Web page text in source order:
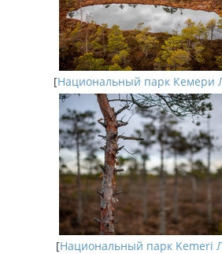
[Национальный парк Кемери
[Национальный парк Kemeri